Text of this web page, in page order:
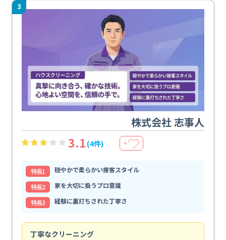
3
株式会社 志事人
3.1 (4件) ＋
特⻑1
穏やかで柔らかい接客スタイル
特⻑2
家を大切に扱うプロ意識
特⻑3
経験に裏打ちされた丁寧さ
丁寧なクリーニング